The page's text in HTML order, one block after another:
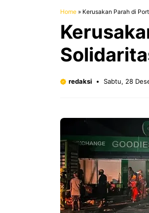
Home » Kerusakan Parah di
redaksi Sabtu, 28